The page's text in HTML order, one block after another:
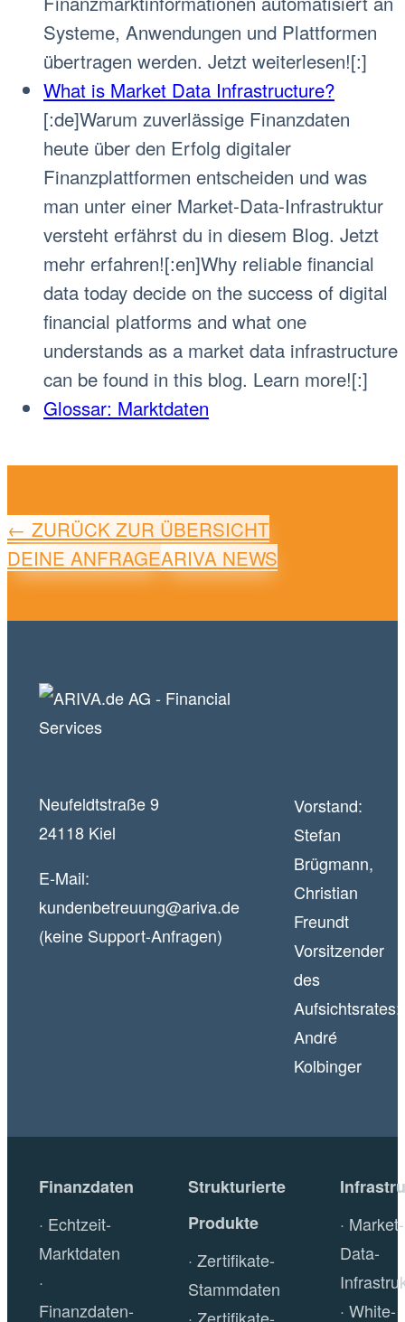
Systeme, Anwendungen und Plattformen
übertragen werden. Jetzt weiterlesen![:]
What is Market Data Infrastructure?
[:de]Warum zuverlässige Finanzdaten
heute über den Erfolg digitaler
Finanzplattformen entscheiden und was
man unter einer Market-Data-Infrastruktur
versteht erfährst du in diesem Blog. Jetzt
mehr erfahren![:en]Why reliable financial
data today decide on the success of digital
financial platforms and what one
understands as a market data infrastructure
can be found in this blog. Learn more![:]
Glossar: Marktdaten
← ZURÜCK ZUR ÜBERSICHT
DEINE ANFRAGEARIVA NEWS
Neufeldtstraße 9
24118 Kiel
E-Mail:
kundenbetreuung@ariva.de
(keine Support-Anfragen)
Vorstand:
Stefan
Brügmann,
Christian
Freundt
Vorsitzender
des
Aufsichtsrates:
André
Kolbinger
Finanzdaten
Echtzeit-
Marktdaten
Finanzdaten-
Strukturierte
Produkte
Zertifikate-
Stammdaten
Zertifikate-
Market-
Data-
White-